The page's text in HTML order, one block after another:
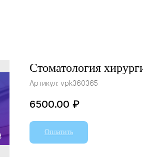
Стоматология
Артикул: vpk360365
6500.00 ₽
Оплатить